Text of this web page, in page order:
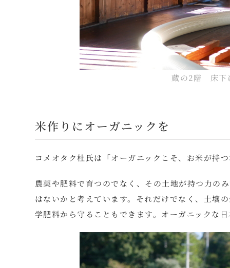
蔵の2階 床下
米作りにオーガニックを
コメオタク杜氏は「オーガニックこそ、お米が持
農薬や肥料で育つのでなく、その土地が持つ力の
はないかと考えています。それだけでなく、土壌
学肥料から守ることもできます。オーガニックな